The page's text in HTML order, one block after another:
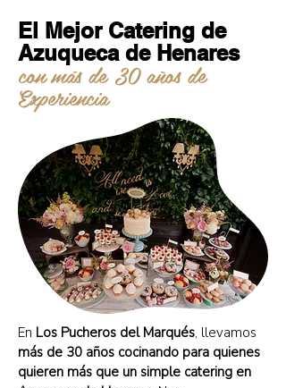
El Mejor Catering de
Azuqueca de Henares
con más de 30 años de
Experiencia
En Los Pucheros del Marqués, llevamos
más de 30 años cocinando para quienes
quieren más que un simple catering en